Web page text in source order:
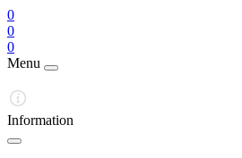
0
0
0
Menu
Information